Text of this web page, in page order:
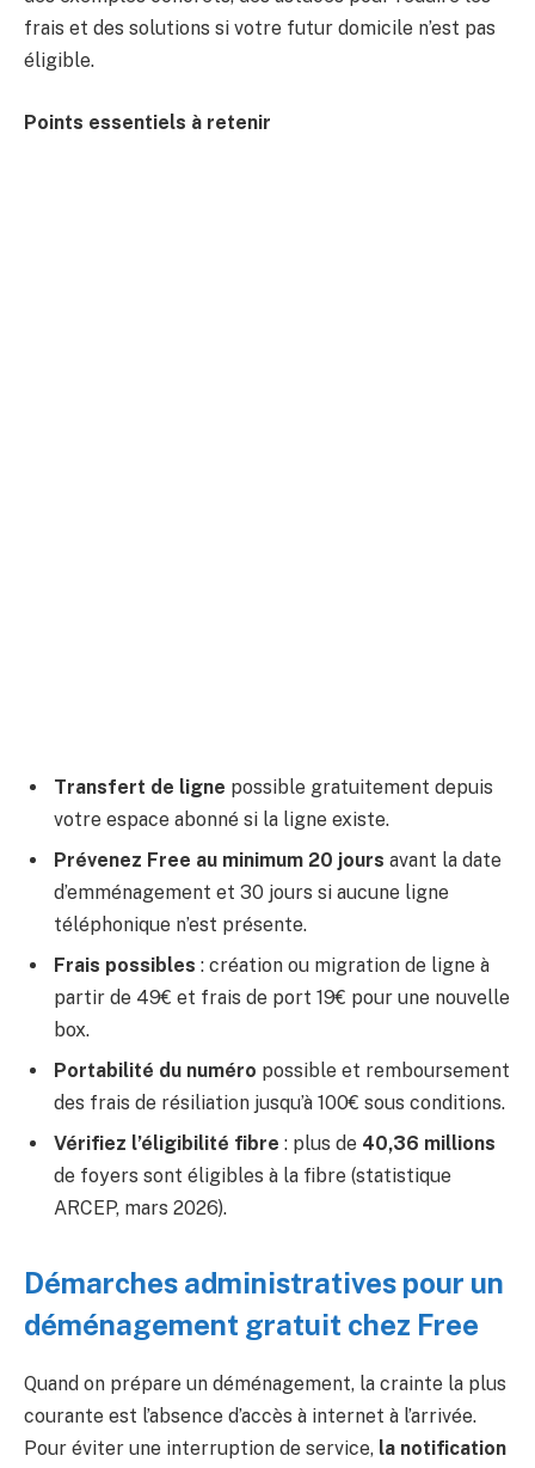
frais et des solutions si votre futur domicile n’est pas
éligible.
Points essentiels à retenir
Transfert de ligne possible gratuitement depuis
votre espace abonné si la ligne existe.
Prévenez Free au minimum 20 jours avant la date
d’emménagement et 30 jours si aucune ligne
téléphonique n’est présente.
Frais possibles : création ou migration de ligne à
partir de 49€ et frais de port 19€ pour une nouvelle
box.
Portabilité du numéro possible et remboursement
des frais de résiliation jusqu’à 100€ sous conditions.
Vérifiez l’éligibilité fibre : plus de 40,36 millions
de foyers sont éligibles à la fibre (statistique
ARCEP, mars 2026).
Démarches administratives pour un
déménagement gratuit chez Free
Quand on prépare un déménagement, la crainte la plus
courante est l’absence d’accès à internet à l’arrivée.
Pour éviter une interruption de service, la notification